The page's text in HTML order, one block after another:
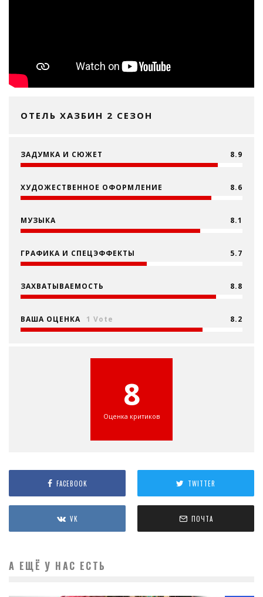
ОТЕЛЬ ХАЗБИН 2 СЕЗОН
ЗАДУМКА И СЮЖЕТ 8.9
ХУДОЖЕСТВЕННОЕ ОФОРМЛЕНИЕ 8.6
МУЗЫКА 8.1
ГРАФИКА И СПЕЦЭФФЕКТЫ 5.7
ЗАХВАТЫВАЕМОСТЬ 8.8
ВАША ОЦЕНКА 1 Vote 8.2
8
Оценка критиков
FACEBOOK TWITTER
VK ПОЧТА
А ЕЩЁ У НАС ЕСТЬ